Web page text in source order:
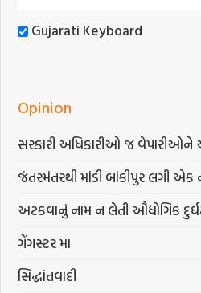
Gujarati Keyboard
Opinion
સરકારી અધિકારીઓ જ
જંતરમંતરથી માંડી બાંકીપુર લગી
અટકવાનું નામ ન લેતી ઔદ્યોગિક
ગેંગસ્ટર મા
સિદ્ધાંતવાદી